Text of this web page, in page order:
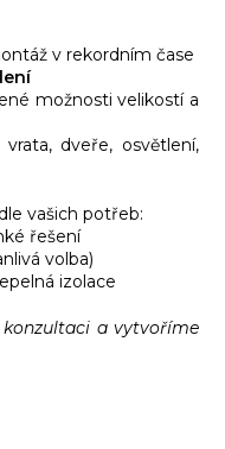
v rekordním čase
možnosti velikostí a
vrata, dveře, osvětlení,
vašich potřeb:
řešení
volba)
izolace
a vytvoříme